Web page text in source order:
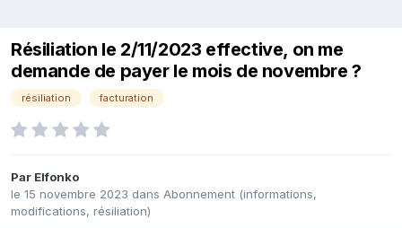
Résiliation le 2/11/2023 effective, on me
demande de payer le mois de novembre ?
résiliation facturation
Par Elfonko
le 15 novembre 2023 dans Abonnement (informations,
modifications, résiliation)